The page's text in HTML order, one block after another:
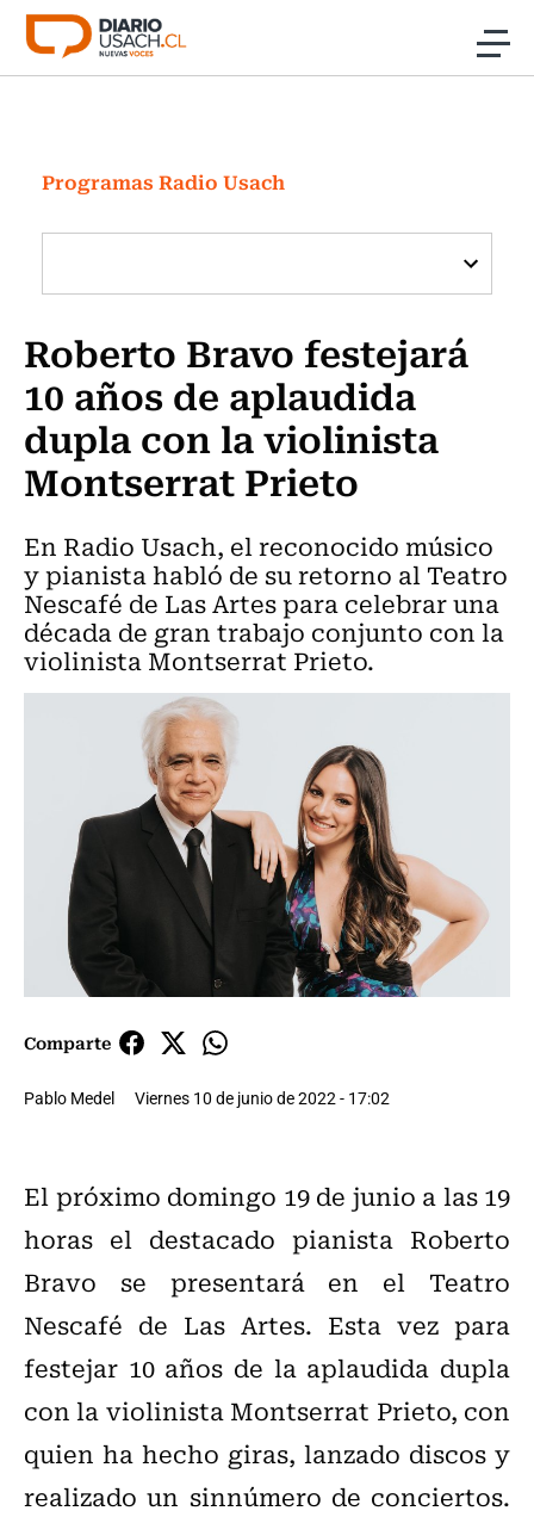
Click acá para ir directamente al contenido
Investigación
Cultura
Programas Radio y TV Usach
Programas Radio Usach
Roberto Bravo festejará
10 años de aplaudida
dupla con la violinista
Montserrat Prieto
En Radio Usach, el reconocido músico
y pianista habló de su retorno al Teatro
Nescafé de Las Artes para celebrar una
década de gran trabajo conjunto con la
violinista Montserrat Prieto.
Comparte
Pablo Medel Viernes 10 de junio de 2022 - 17:02
El próximo domingo 19 de junio a las 19
horas el destacado pianista Roberto
Bravo se presentará en el Teatro
Nescafé de Las Artes. Esta vez para
festejar 10 años de la aplaudida dupla
con la violinista Montserrat Prieto, con
quien ha hecho giras, lanzado discos y
realizado un sinnúmero de conciertos.